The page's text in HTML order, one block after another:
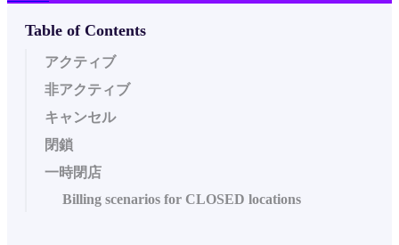
Table of Contents
アクティブ
非アクティブ
キャンセル
閉鎖
一時閉店
Billing scenarios for CLOSED locations